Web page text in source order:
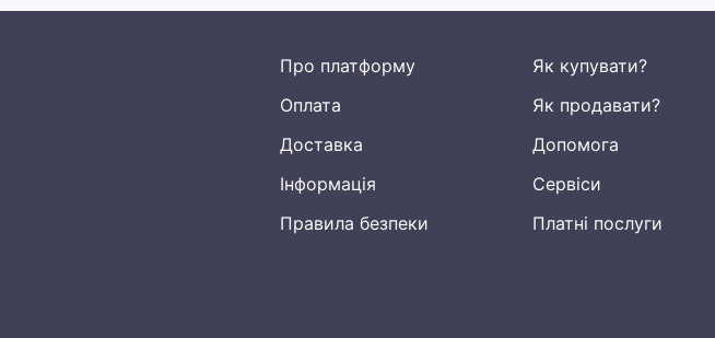
Про платформу
Оплата
Доставка
Інформація
Правила безпеки
Як купувати?
Як продавати?
Допомога
Сервіси
Платні послуги